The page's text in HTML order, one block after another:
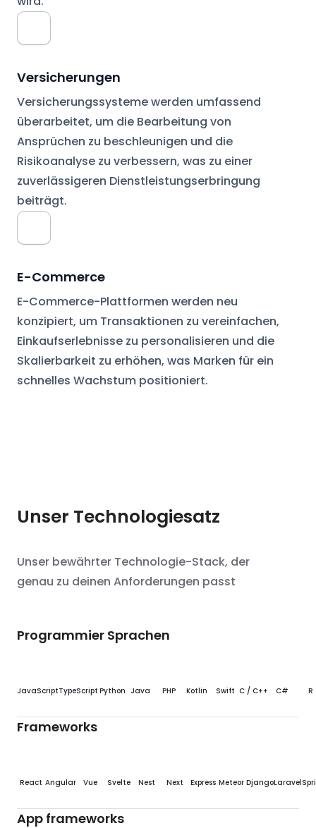
Versicherungen
Versicherungssysteme werden umfassend
überarbeitet, um die Bearbeitung von
Ansprüchen zu beschleunigen und die
Risikoanalyse zu verbessern, was zu einer
zuverlässigeren Dienstleistungserbringung
beiträgt.
E-Commerce
E-Commerce-Plattformen werden neu
konzipiert, um Transaktionen zu vereinfachen,
Einkaufserlebnisse zu personalisieren und die
Skalierbarkeit zu erhöhen, was Marken für ein
schnelles Wachstum positioniert.
Unser Technologiesatz
Unser bewährter Technologie-Stack, der
genau zu deinen Anforderungen passt
Programmier Sprachen
JavaScriptTypeScript Python Java PHP Kotlin Swift C / C++ C# R
Frameworks
React Angular Vue Svelte Nest Next Express Meteor DjangoLaravel
App frameworks